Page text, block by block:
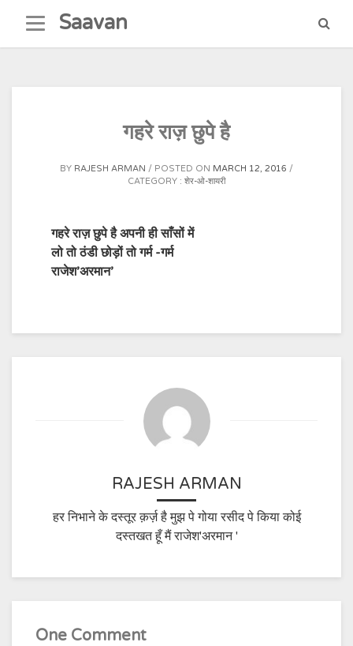
content
Saavan
गहरे राज़ छुपे है
BY RAJESH ARMAN POSTED ON MARCH 12, 2016
CATEGORY : शेर-ओ-शायरी
गहरे राज़ छुपे है अपनी ही साँसों में
लो तो ठंडी छोड़ों तो गर्म -गर्म
राजेश’अरमान’
RAJESH ARMAN
हर निभाने के दस्तूर क़र्ज़ है मुझ पे गोया रसीद पे किया कोई
दस्तखत हूँ मैं राजेश'अरमान '
One Comment